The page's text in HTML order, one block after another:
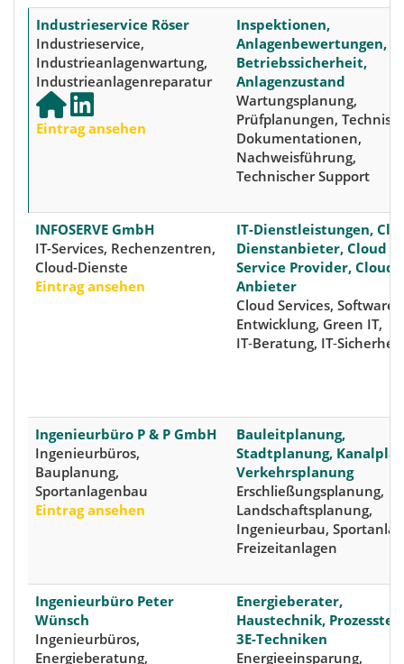
Industrieservice Röser
Industrieservice,
Industrieanlagenwartung,
Industrieanlagenreparatur
Eintrag ansehen
Inspektionen,
Anlagenbewertungen,
Betriebssicherheit,
Anlagenzustand
Wartungsplanung,
Prüfplanungen,
Dokumentationen,
Nachweisführung,
Technischer Support
INFOSERVE GmbH
IT-Services, Rechenzentren,
Cloud-Dienste
Eintrag ansehen
IT-Dienstleistungen,
Dienstanbieter, Cloud
Service Provider, Cloud-
Anbieter
Cloud Services, Software-
Entwicklung, Green IT,
IT‑Beratung, IT‑Sicherheit
Ingenieurbüro P & P GmbH
Ingenieurbüros,
Bauplanung,
Sportanlagenbau
Eintrag ansehen
Bauleitplanung,
Stadtplanung,
Verkehrsplanung
Erschließungsplanung,
Landschaftsplanung,
Ingenieurbau,
Freizeitanlagen
Ingenieurbüro Peter
Wünsch
Ingenieurbüros,
Energieberatung,
Energieberater,
Haustechnik,
3E-Techniken
Energieeinsparung,